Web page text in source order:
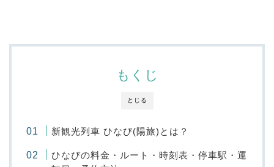
とじる
もくじ
新観光列車 ひなび(陽旅)とは？
ひなびの料金・ルート・時刻表・停車駅・運